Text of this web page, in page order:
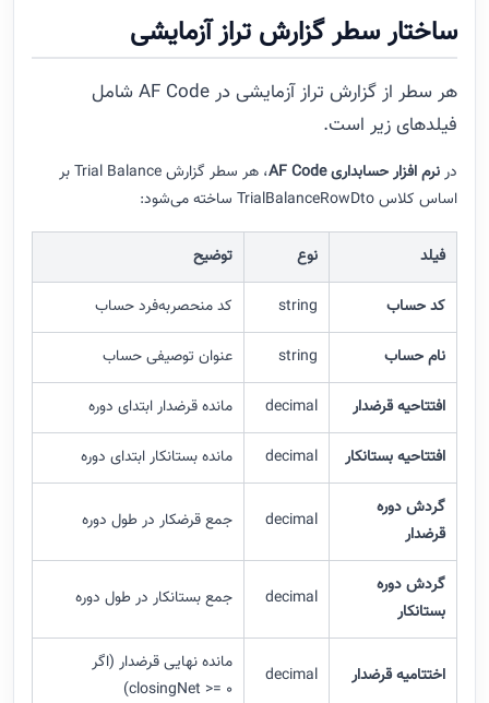
ساختار سطر گزارش تراز آزمایشی
هر سطر از گزارش تراز آزمایشی در AF Code شامل
فیلدهای زیر است.
نرم‌ افزار حسابداری AF Code
، هر سطر گزارش Trial Balance بر
اساس کلاس TrialBalanceRowDto ساخته می‌شود:
توضیح
کد حساب string کد منحصر‌به‌فرد حساب
نام حساب string عنوان توصیفی حساب
افتتاحیه قرضدار decimal مانده قرضدار ابتدای دوره
افتتاحیه بستانکار decimal مانده بستانکار ابتدای دوره
گردش دوره
قرضدار
decimal جمع قرضکار در طول دوره
گردش دوره
بستانکار
decimal جمع بستانکار در طول دوره
اختتامیه قرضدار decimal
مانده نهایی قرضدار (اگر
closingNet >= 0)